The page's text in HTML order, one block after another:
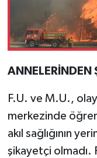
ANNELERİNDEN
F.U. ve M.U.,
merkezinde
akıl sağlığının
şikayetçi olmadı.